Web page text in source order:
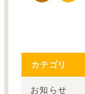
カテゴリ
お知らせ